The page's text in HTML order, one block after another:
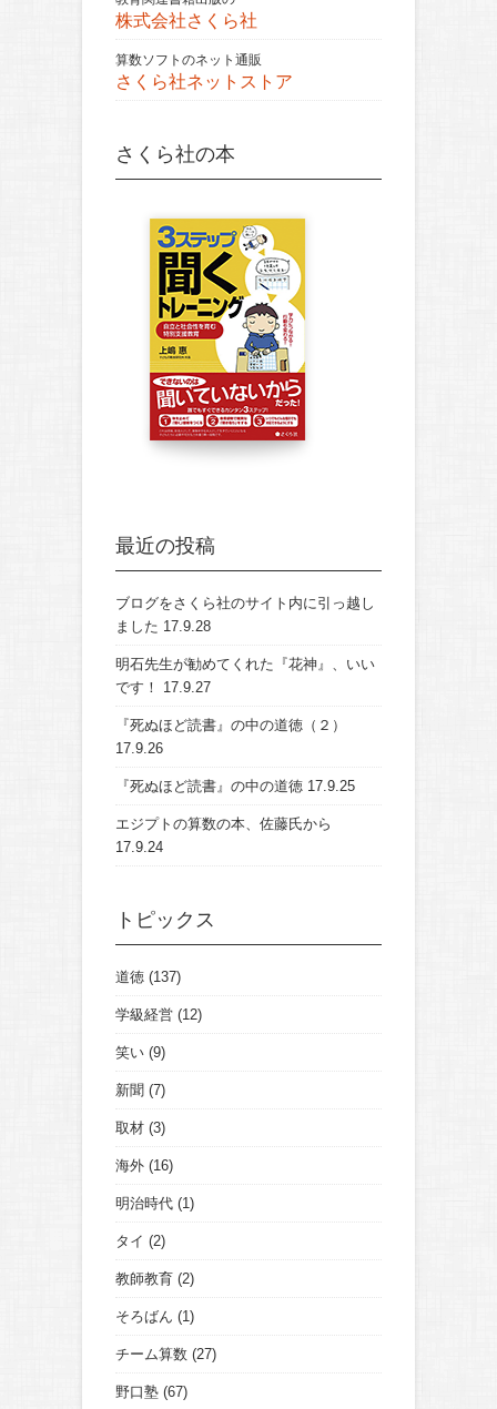
株式会社さくら社
算数ソフトのネット通販
さくら社ネットストア
さくら社の本
最近の投稿
ブログをさくら社のサイト内に引っ越し
ました 17.9.28
明石先生が勧めてくれた『花神』、いい
です！
17.9.27
『死ぬほど読書』の中の道徳（２）
17.9.26
『死ぬほど読書』の中の道徳 17.9.25
エジプトの算数の本、佐藤氏から
17.9.24
トピックス
道徳 (137)
学級経営 (12)
笑い (9)
新聞 (7)
取材 (3)
海外 (16)
明治時代 (1)
タイ (2)
教師教育 (2)
そろばん (1)
チーム算数 (27)
野口塾 (67)